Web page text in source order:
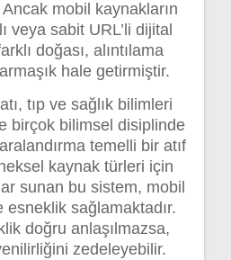
Ancak mobil kaynakların
veya sabit URL’li dijital
doğası, alıntılama
hale getirmiştir.
tıp ve sağlık bilimleri
birçok bilimsel disiplinde
temelli bir atıf
kaynak türleri için
sunan bu sistem, mobil
esneklik sağlamaktadır.
doğru anlaşılmazsa,
zedeleyebilir.